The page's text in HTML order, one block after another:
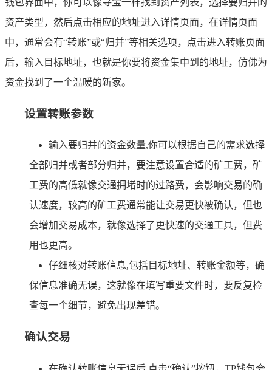
资产类型，然后点击相应的地址进入详情页面，在详情页面
中，通常会有“转账”或“归并”等相关选项，点击进入转账页面
后，输入目标地址，也就是你要将资金集中到的地址，仿佛为
资金找到了一个温暖的新家。
设置转账参数
输入要归并的资金数量,你可以根据自己的需求选择
全部归并或者部分归并，要注意设置合适的矿工费，矿
工费的高低就像交通拥堵时的过路费，会影响交易的确
认速度，较高的矿工费通常能让交易更快被确认，但也
会增加交易成本，就像选择了更快速的交通工具，但费
用也更高。
仔细核对转账信息,包括目标地址、转账金额等，确
保信息准确无误，这就像在填写重要文件时，要反复检
查每一个细节，避免出现差错。
确认交易